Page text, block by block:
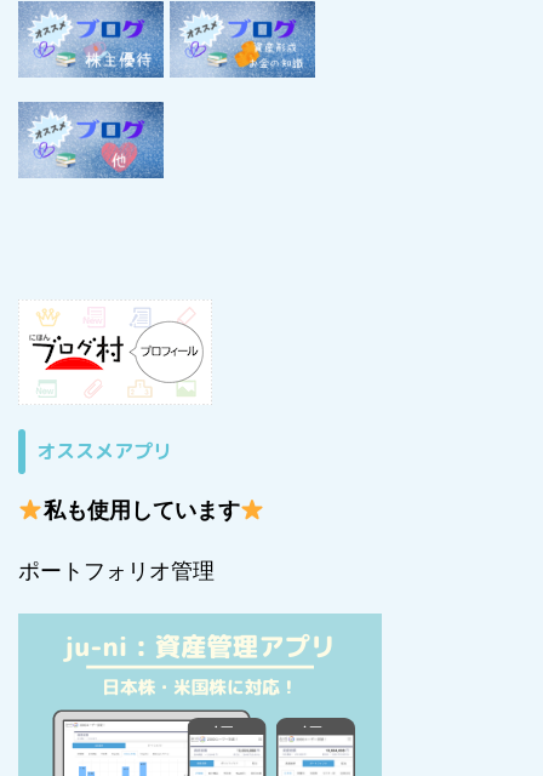
オススメアプリ
私も使用しています
ポートフォリオ管理